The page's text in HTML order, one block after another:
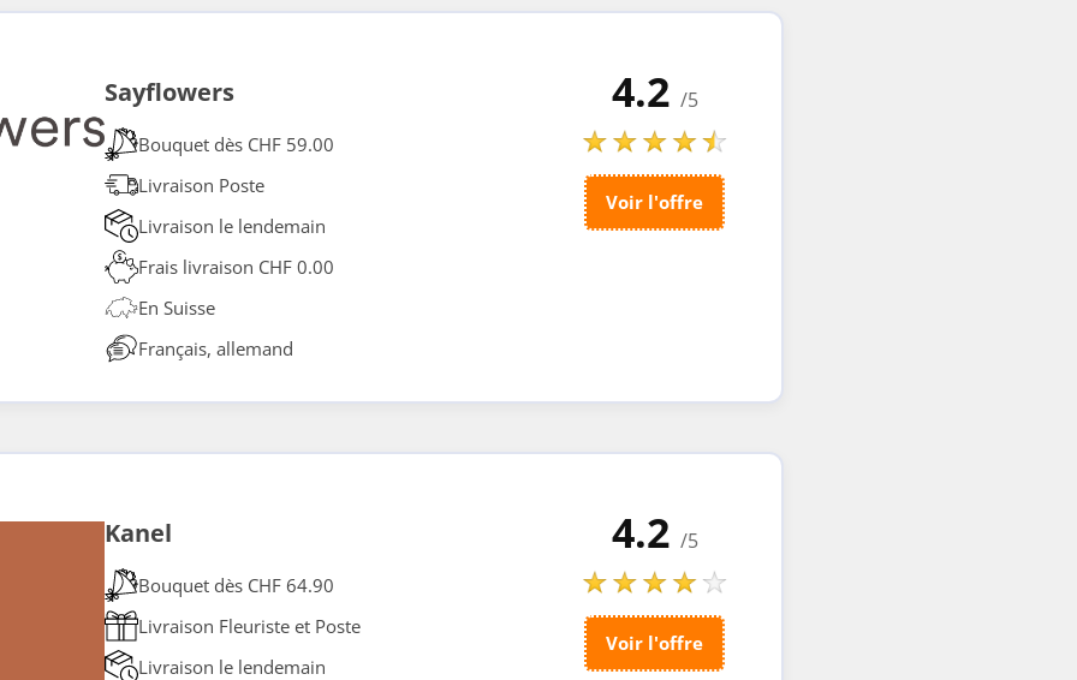
Sayflowers
Bouquet dès CHF 59.00
Livraison Poste
Livraison le lendemain
Frais livraison CHF 0.00
En Suisse
Français, allemand
4.2 /5
Voir l'offre
Kanel
Bouquet dès CHF 64.90
Livraison Fleuriste et Poste
Livraison le lendemain
4.2 /5
Voir l'offre